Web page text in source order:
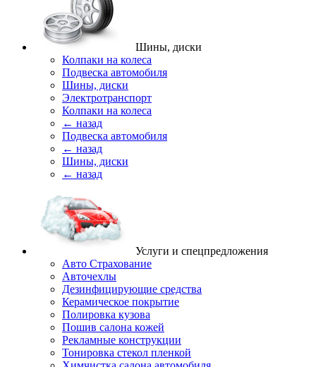
Шины, диски
Колпаки на колеса
Подвеска автомобиля
Шины, диски
Электротранспорт
Колпаки на колеса
← назад
Подвеска автомобиля
← назад
Шины, диски
← назад
Услуги и спецпредложения
Авто Страхование
Авточехлы
Дезинфицирующие средства
Керамическое покрытие
Полировка кузова
Пошив салона кожей
Рекламные конструкции
Тонировка стекол пленкой